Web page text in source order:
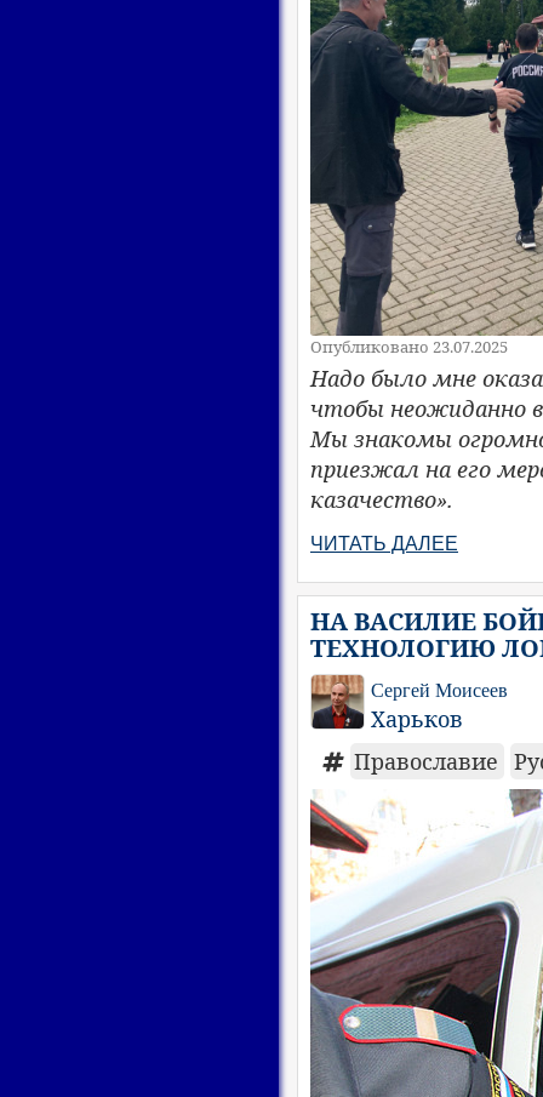
Опубликовано 23.07.2025
Надо было мне
чтобы неожиданно
Мы знакомы
приезжал на его
казачество».
ЧИТАТЬ ДАЛЕЕ
НА ВАСИЛИЕ
ТЕХНОЛОГИЮ
Сергей Моисеев
Харьков
Православие